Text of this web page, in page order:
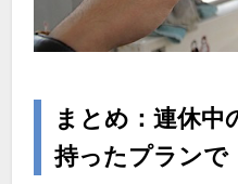
まとめ：連休中
持ったプランで